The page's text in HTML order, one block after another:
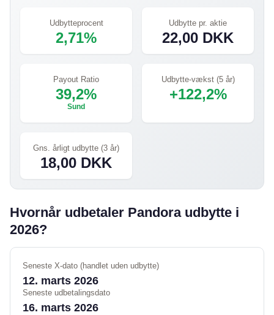
Udbytteprocent
2,71%
Udbytte pr. aktie
22,00 DKK
Payout Ratio
39,2%
Sund
Udbytte-vækst (5 år)
+122,2%
Gns. årligt udbytte (3 år)
18,00 DKK
Hvornår udbetaler Pandora udbytte i
2026?
Seneste X-dato (handlet uden udbytte)
12. marts 2026
Seneste udbetalingsdato
16. marts 2026